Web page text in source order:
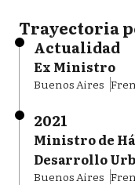
Trayectoria
Actualidad
Ex Ministro
Buenos Aires
2021
Ministro de
Desarrollo
Buenos Aires